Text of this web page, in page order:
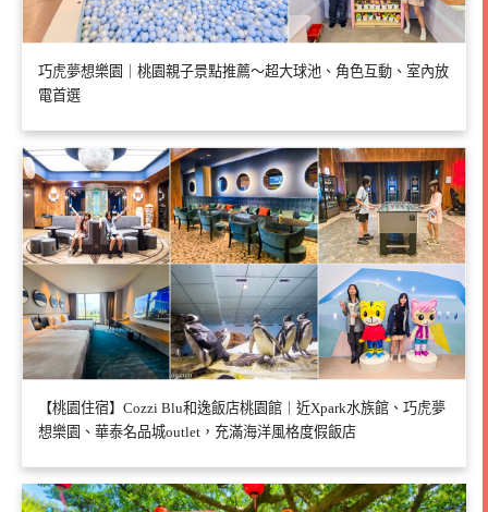
巧虎夢想樂園｜桃園親子景點推薦～超大球池、角色互動、室內放
電首選
【桃園住宿】Cozzi Blu和逸飯店桃園館｜近Xpark水族館、巧虎夢
想樂園、華泰名品城outlet，充滿海洋風格度假飯店